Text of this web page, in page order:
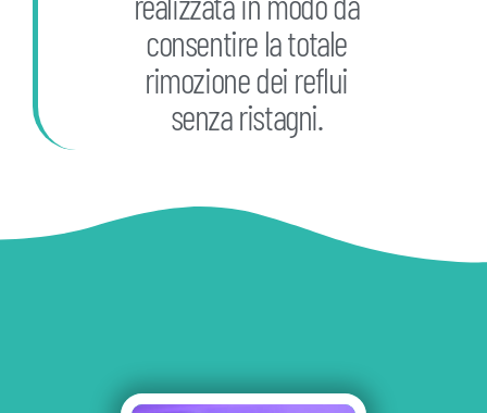
consentire la totale
rimozione dei reflui
senza ristagni.